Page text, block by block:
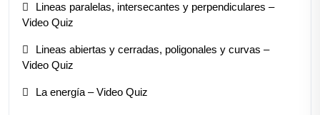
Lineas paralelas, intersecantes y perpendiculares –
Video Quiz
Lineas abiertas y cerradas, poligonales y curvas –
Video Quiz
La energía – Video Quiz